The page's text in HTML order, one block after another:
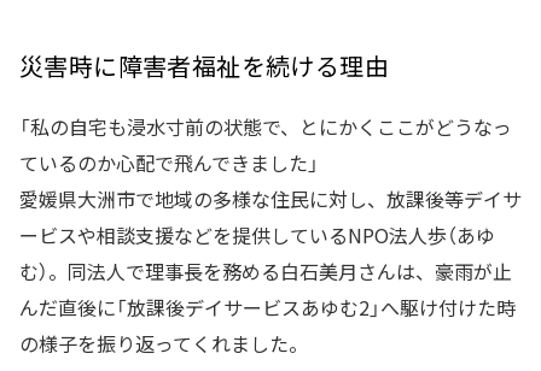
災害時に障害者福祉を続ける理由
「私の自宅も浸水寸前の状態で、とにかくここがどうなっ
ているのか心配で飛んできました」
愛媛県大洲市で地域の多様な住民に対し、放課後等デイサ
ービスや相談支援などを提供しているNPO法人歩（あゆ
む）。同法人で理事長を務める白石美月さんは、豪雨が止
んだ直後に「放課後デイサービスあゆむ2」へ駆け付けた時
の様子を振り返ってくれました。